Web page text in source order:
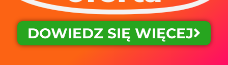
DOWIEDZ SIĘ WIĘCEJ